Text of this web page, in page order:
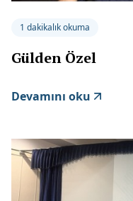
1 dakikalık okuma
Gülden Özel
Devamını oku